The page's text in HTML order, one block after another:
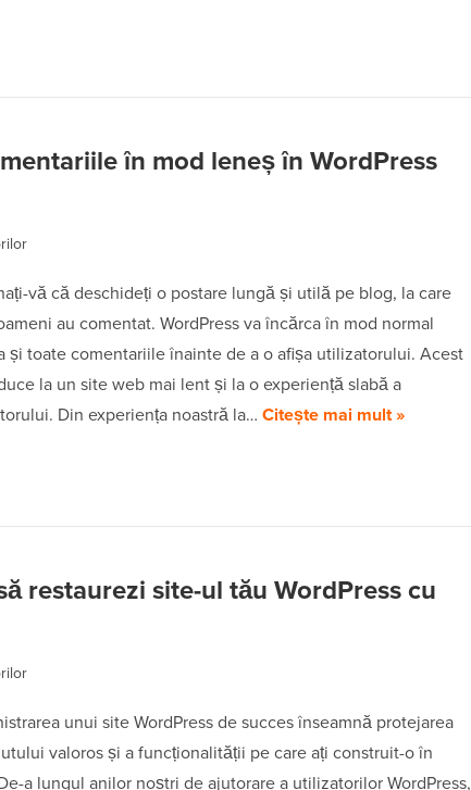
în mod leneș în WordPress
vă că deschideți o postare lungă și utilă pe blog, la care
au comentat. WordPress va încărca în mod normal
și toate comentariile înainte de a o afișa utilizatorului. Acest
la un site web mai lent și la o experiență slabă a
Din experiența noastră la… Citește mai mult »
restaurezi site-ul tău WordPress cu
unui site WordPress de succes înseamnă protejarea
valoros și a funcționalității pe care ați construit-o în
a lungul anilor noștri de ajutorare a utilizatorilor WordPress,